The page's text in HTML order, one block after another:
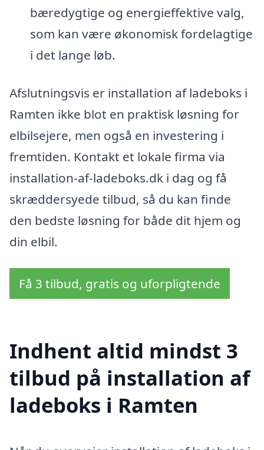
bæredygtige og energieffektive valg,
som kan være økonomisk fordelagtige
i det lange løb.
Afslutningsvis er installation af ladeboks i
Ramten ikke blot en praktisk løsning for
elbilsejere, men også en investering i
fremtiden. Kontakt et lokale firma via
installation-af-ladeboks.dk i dag og få
skræddersyede tilbud, så du kan finde
den bedste løsning for både dit hjem og
din elbil.
Få 3 tilbud, gratis og uforpligtende
Indhent altid mindst 3
tilbud på installation af
ladeboks i Ramten